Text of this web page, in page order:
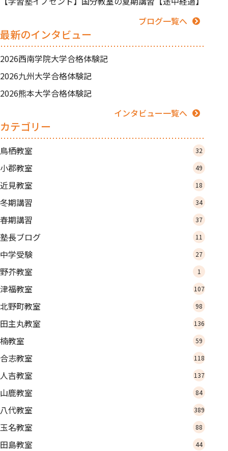
ブログ一覧へ
最新のインタビュー
2026西南学院大学合格体験記
2026九州大学合格体験記
2026熊本大学合格体験記
インタビュー一覧へ
カテゴリー
鳥栖教室 32
小郡教室 49
近見教室 18
冬期講習 34
春期講習 37
塾長ブログ 11
中学受験 27
野芥教室 1
津福教室 107
北野町教室 98
田主丸教室 136
楠教室 59
合志教室 118
人吉教室 137
山鹿教室 84
八代教室 389
玉名教室 88
田島教室 44